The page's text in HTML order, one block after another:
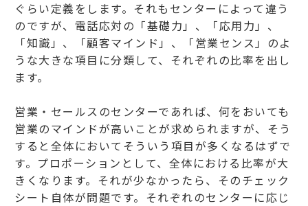
ぐらい定義をします。それもセンターによって違う
のですが、電話応対の「基礎力」、「応用力」、
「知識」、「顧客マインド」、「営業センス」のよ
うな大きな項目に分類して、それぞれの比率を出し
ます。
営業・セールスのセンターであれば、何をおいても
営業のマインドが高いことが求められますが、そう
すると全体においてそういう項目が多くなるはずで
す。プロポーションとして、全体における比率が大
きくなります。それが少なかったら、そのチェック
シート自体が問題です。それぞれのセンターに応じ